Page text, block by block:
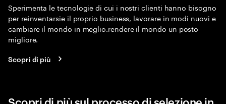
Sperimenta le tecnologie di cui i nostri clienti hanno bisogno
per reinventarsie il proprio business, lavorare in modi nuovi e
cambiare il mondo in meglio.rendere il mondo un posto
migliore.
Scopri di più